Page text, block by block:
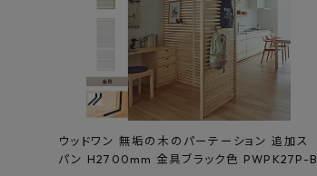
よくあるご質問
お問い合わせ
ウッドワン 無垢の木のパーテーション 追加ス
パン H2700mm 金具ブラック色 PWPK27P-B